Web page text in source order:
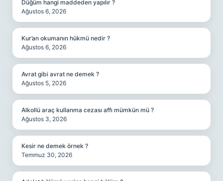
Düğüm hangi maddeden yapılır ?
Ağustos 6, 2026
Kur’an okumanın hükmü nedir ?
Ağustos 6, 2026
Avrat gibi avrat ne demek ?
Ağustos 5, 2026
Alkollü araç kullanma cezası affı mümkün mü ?
Ağustos 3, 2026
Kesir ne demek örnek ?
Temmuz 30, 2026